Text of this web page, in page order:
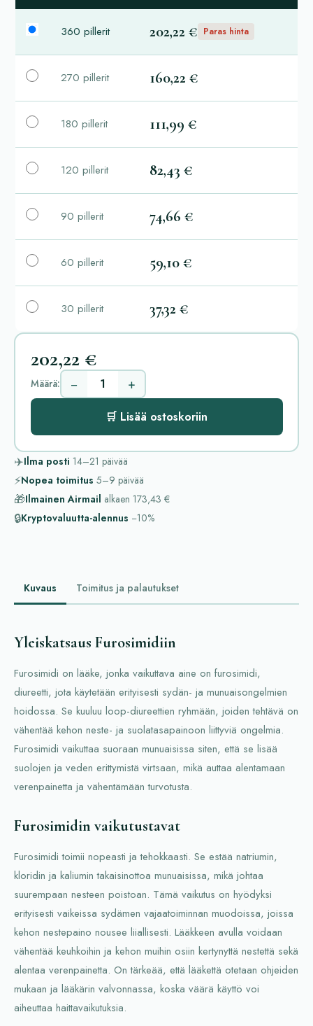
360 pillerit 202,22 € Paras hinta
270 pillerit 160,22 €
180 pillerit 111,99 €
120 pillerit 82,43 €
90 pillerit 74,66 €
60 pillerit 59,10 €
30 pillerit 37,32 €
202,22 €
Määrä: − +
🛒 Lisää ostoskoriin
✈️Ilma posti 14–21 päivää
⚡Nopea toimitus 5–9 päivää
🎁Ilmainen Airmail alkaen 173,43 €
🔒Kryptovaluutta-alennus −10%
Kuvaus Toimitus ja palautukset
Yleiskatsaus Furosimidiin
Furosimidi on lääke, jonka vaikuttava aine on furosimidi,
diureetti, jota käytetään erityisesti sydän- ja munuaisongelmien
hoidossa. Se kuuluu loop-diureettien ryhmään, joiden tehtävä on
vähentää kehon neste- ja suolatasapainoon liittyviä ongelmia.
Furosimidi vaikuttaa suoraan munuaisissa siten, että se lisää
suolojen ja veden erittymistä virtsaan, mikä auttaa alentamaan
verenpainetta ja vähentämään turvotusta.
Furosimidin vaikutustavat
Furosimidi toimii nopeasti ja tehokkaasti. Se estää natriumin,
kloridin ja kaliumin takaisinottoa munuaisissa, mikä johtaa
suurempaan nesteen poistoan. Tämä vaikutus on hyödyksi
erityisesti vaikeissa sydämen vajaatoiminnan muodoissa, joissa
kehon nestepaino nousee liiallisesti. Lääkkeen avulla voidaan
vähentää keuhkoihin ja kehon muihin osiin kertynyttä nestettä sekä
alentaa verenpainetta. On tärkeää, että lääkettä otetaan ohjeiden
mukaan ja lääkärin valvonnassa, koska väärä käyttö voi
aiheuttaa haittavaikutuksia.